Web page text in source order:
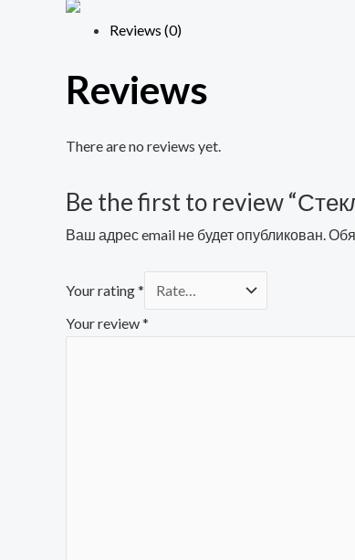
(sn),
для
Pro+
quantity
Reviews (0)
Reviews
There are no reviews yet.
Be the first to review
Ваш адрес email не будет опубликован.
Your rating*
Your review*